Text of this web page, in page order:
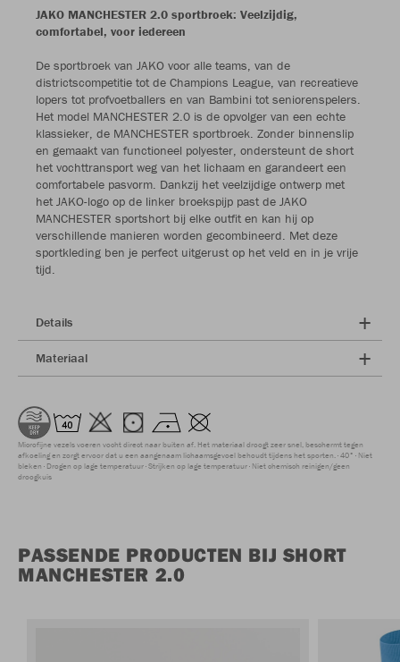
JAKO MANCHESTER 2.0 sportbroek: Veelzijdig,
comfortabel, voor iedereen
De sportbroek van JAKO voor alle teams, van de
districtscompetitie tot de Champions League, van recreatieve
lopers tot profvoetballers en van Bambini tot seniorenspelers.
Het model MANCHESTER 2.0 is de opvolger van een echte
klassieker, de MANCHESTER sportbroek. Zonder binnenslip
en gemaakt van functioneel polyester, ondersteunt de short
het vochttransport weg van het lichaam en garandeert een
comfortabele pasvorm. Dankzij het veelzijdige ontwerp met
het JAKO-logo op de linker broekspijp past de JAKO
MANCHESTER sportshort bij elke outfit en kan hij op
verschillende manieren worden gecombineerd. Met deze
sportkleding ben je perfect uitgerust op het veld en in je vrije
tijd.
Details
Materiaal
Microfijne vezels voeren vocht direct naar buiten af. Het materiaal droogt zeer snel, beschermt tegen
afkoeling en zorgt ervoor dat u een aangenaam lichaamsgevoel behoudt tijdens het sporten. 40° Niet
bleken Drogen op lage temperatuur Strijken op lage temperatuur Niet chemisch reinigen/geen
droogkuis
PASSENDE PRODUCTEN BIJ SHORT
MANCHESTER 2.0